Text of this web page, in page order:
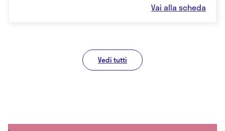
Vai alla scheda
Vedi tutti